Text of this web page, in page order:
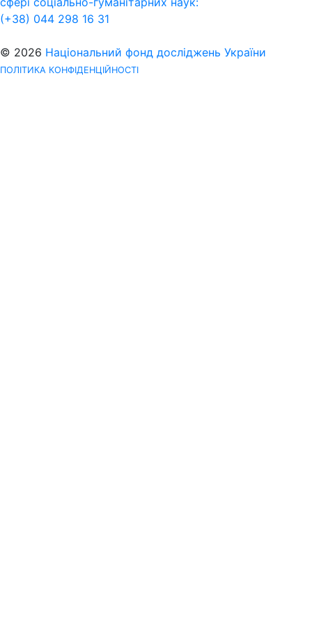
(+38) 044 298 16 31
© 2026 Національний фонд досліджень України
ПОЛІТИКА КОНФІДЕНЦІЙНОСТІ